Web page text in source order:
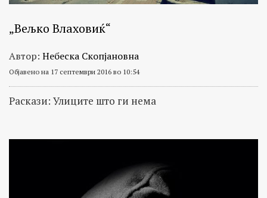
„Вељко Влаховиќ“
Автор: Небеска Скопјановна
Објавено на 17 септември 2016 во 10:54
Раскази: Улиците што ги нема